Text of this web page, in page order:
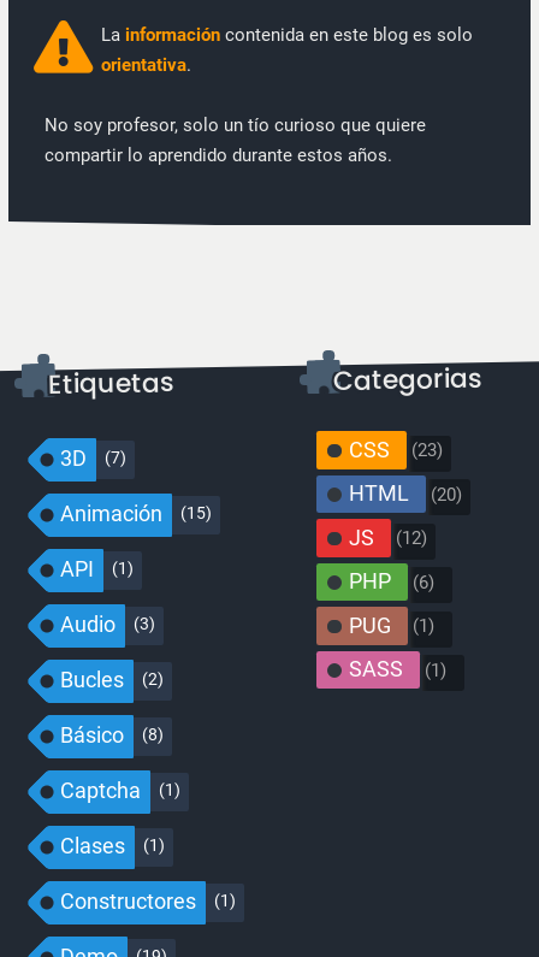
La informacióncontenida en este blog es solo
orientativa.
No soy profesor, solo un tío curioso que quiere
compartir lo aprendido durante estos años.
3D (7)
Animación (15)
API (1)
Audio (3)
Bucles (2)
Básico (8)
Captcha (1)
Clases (1)
Constructores (1)
CSS (23)
HTML (20)
JS (12)
PHP (6)
PUG (1)
SASS (1)